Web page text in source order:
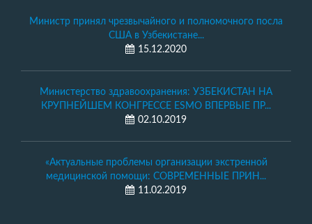
Министр принял чрезвычайного и полномочного посла
США в Узбекистане...
15.12.2020
Министерство здравоохранения: УЗБЕКИСТАН НА
КРУПНЕЙШЕМ КОНГРЕССЕ ESMO ВПЕРВЫЕ ПР...
02.10.2019
«Актуальные проблемы организации экстренной
медицинской помощи: СОВРЕМЕННЫЕ ПРИН...
11.02.2019